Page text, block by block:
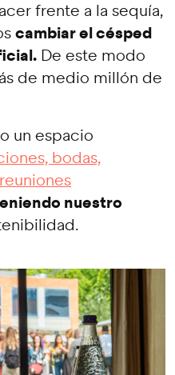
frente a la sequía,
cambiar el césped
De este modo
de medio millón de
un espacio
bodas,
nuestro